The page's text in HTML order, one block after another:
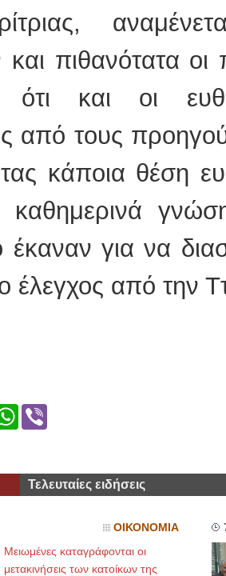
και πιθανότατα οι
ότι και οι
από τους
κάποια θέση
καθημερινά
για να
έλεγχος από την
WhatsApp
Τελευταίες ειδήσεις
ΟΙΚΟΝΟΜΙΑ
Μειωμένες καταγράφονται οι
μετακινήσεις των κατοίκων της